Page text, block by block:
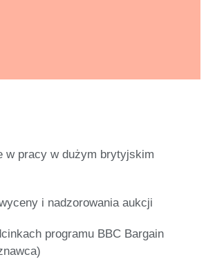
w pracy w dużym brytyjskim
i nadzorowania aukcji
programu BBC Bargain